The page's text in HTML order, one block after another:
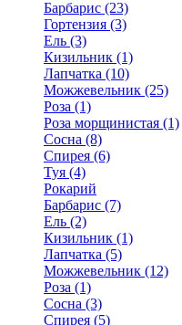
Барбарис (23)
Гортензия (3)
Ель (3)
Кизильник (1)
Лапчатка (10)
Можжевельник (25)
Роза (1)
Роза морщинистая (1)
Сосна (8)
Спирея (6)
Туя (4)
Рокарий
Барбарис (7)
Ель (2)
Кизильник (1)
Лапчатка (5)
Можжевельник (12)
Роза (1)
Сосна (3)
Спирея (5)